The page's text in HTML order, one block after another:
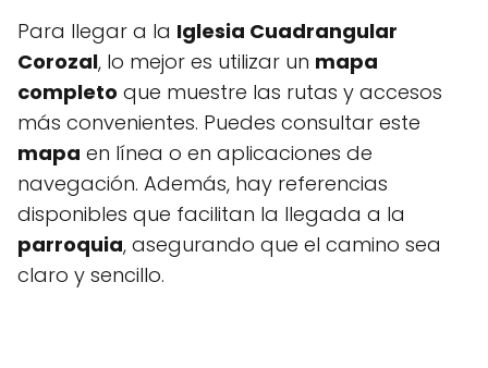
Para llegar a la Iglesia Cuadrangular
Corozal, lo mejor es utilizar un mapa
completo que muestre las rutas y accesos
más convenientes. Puedes consultar este
mapa en línea o en aplicaciones de
navegación. Además, hay referencias
disponibles que facilitan la llegada a la
parroquia, asegurando que el camino sea
claro y sencillo.